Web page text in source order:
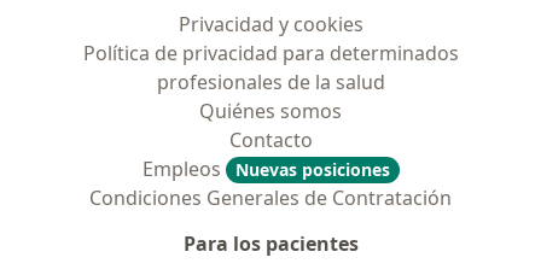
Privacidad y cookies
Política de privacidad para determinados
profesionales de la salud
Quiénes somos
Contacto
Empleos
Nuevas posiciones
Condiciones Generales de Contratación
Para los pacientes